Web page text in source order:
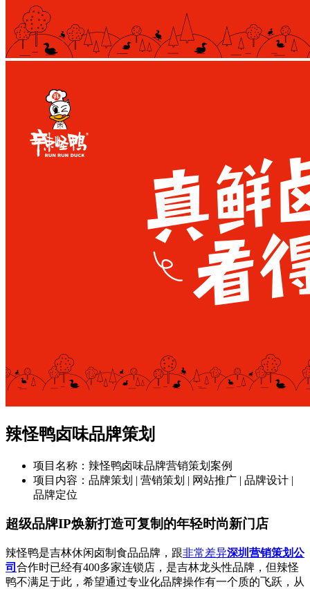
辣怪鸭卤味品牌策划
项目名称：辣怪鸭卤味品牌营销策划案例
项目内容：品牌策划 | 营销策划 | 网站推广 | 品牌设计 |
品牌定位
超级品牌IP焕新打造可复制的年轻时尚新门店
辣怪鸭是吉林休闲卤制食品品牌，跟非常差异深圳营销策划公
司 合作时已经有400多家连锁店，是吉林龙头性品牌，但辣怪
鸭不满足于此，希望通过专业化品牌操作有一个质的飞跃，从